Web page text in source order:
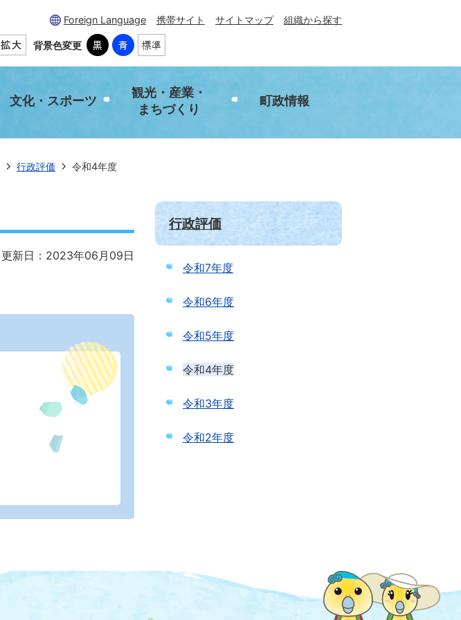
Foreign Language 携帯サイト サイトマップ 組織から探す
背景色変更
文化・スポーツ
観光・産業・
まちづくり
町政情報
行政評価 令和4年度
更新日：2023年06月09日
行政評価
令和7年度
令和6年度
令和5年度
令和4年度
令和3年度
令和2年度